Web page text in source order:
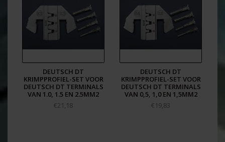
DEUTSCH DT
KRIMPPROFIEL-SET VOOR
DEUTSCH DT TERMINALS
VAN 1.0, 1.5 EN 2.5MM2
€21,18
DEUTSCH DT
KRIMPPROFIEL-SET VOOR
DEUTSCH DT TERMINALS
VAN 0,5, 1,0 EN 1,5MM2
€19,83